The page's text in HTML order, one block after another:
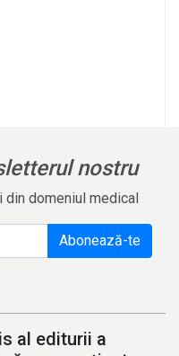
nostru
din domeniul medical
Abonează-te
al editurii a